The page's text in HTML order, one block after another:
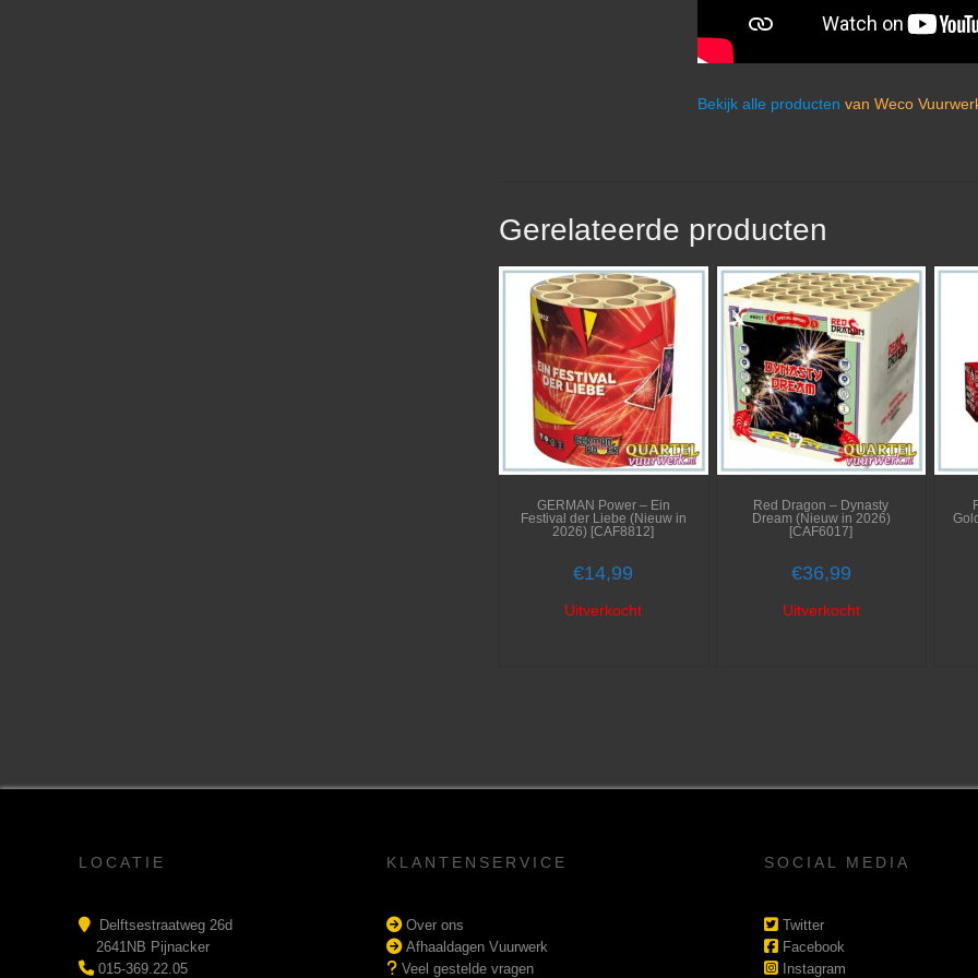
Bekijk alle producten van Weco
Gerelateerde producten
GERMAN Power – Ein
Festival der Liebe (Nieuw in
2026) [CAF8812]
€14,99
Uitverkocht
Red Dragon – Dynasty
Dream (Nieuw in 2026)
[CAF6017]
€36,99
Uitverkocht
LOCATIE
Delftsestraatweg 26d
2641NB Pijnacker
015-369.22.05
KLANTENSERVICE
Over ons
Afhaaldagen Vuurwerk
Veel gestelde vragen
SOCIAL MEDIA
Twitter
Facebook
Instagram